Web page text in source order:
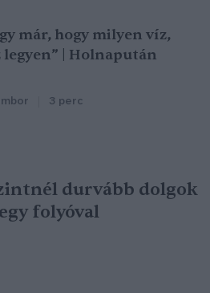
már, hogy milyen víz,
legyen” | Holnapután
3 perc
durvább dolgok
folyóval